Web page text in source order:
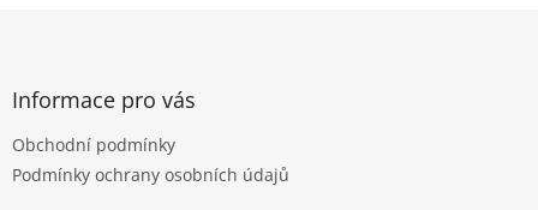
Informace pro vás
Obchodní podmínky
Podmínky ochrany osobních údajů